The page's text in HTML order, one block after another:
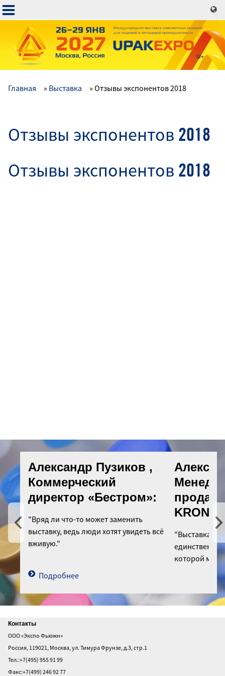
Перейти
к
основному
содержанию
Основная
Главная Выставка Отзывы экспонентов 2018
Отзывы экспонентов 2018
Отзывы экспонентов 2018
Александр Пузиков ,
Коммерческий
директор «Бестром»:
"Вряд ли что-то может заменить
выставку, ведь люди хотят увидеть всё
вживую."
Подробнее
"Выставка
которой мы
Подробнее
Главная
О
выставке
Посетителям
Участникам
Контакты
ООО «Экспо Фьюжн»
Россия, 119021, Москва, ул. Тимура Фрунзе, д.3, стр.1
Тел.:+7(495) 955 91 99
Факс:+7(499) 246 92 77